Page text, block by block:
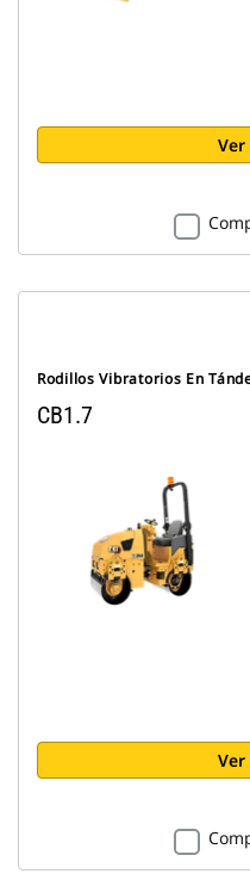
Ver
Rodillos Vibratorios En
CB1.7
Ver